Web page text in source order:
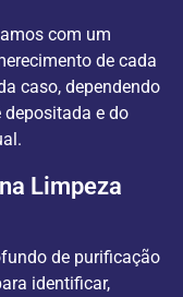
com um
de cada
caso, dependendo
e do
Limpeza
de purificação
identificar,